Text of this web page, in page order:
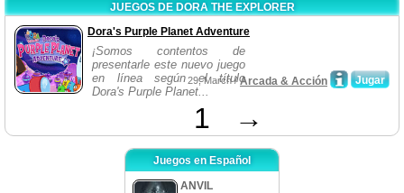
JUEGOS DE DORA THE EXPLORER
Dora's Purple Planet Adventure
¡Somos contentos de
presentarle este nuevo juego
en línea según el título
Dora's Purple Planet...
Jugar
29, March /Arcada & Acción
1 →
Juegos en Español
ANVIL